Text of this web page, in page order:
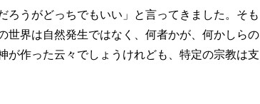
うがどっちでもいい」と言ってきました。そも
世界は自然発生ではなく、何者かが、何かしらの
が作った云々でしょうけれども、特定の宗教は支